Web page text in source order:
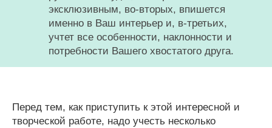
эксклюзивным, во-вторых, впишется
именно в Ваш интерьер и, в-третьих,
учтет все особенности, наклонности и
потребности Вашего хвостатого друга.
Перед тем, как приступить к этой интересной и
творческой работе, надо учесть несколько